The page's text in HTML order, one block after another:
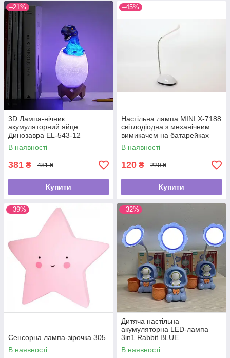
–21%
3D Лампа-нічник
акумуляторний яйце
Динозавра EL-543-12
В наявності
381 ₴ 481 ₴
Купити
–45%
Настільна лампа MINI X-7188
світлодіодна з механічним
вимикачем на батарейках
В наявності
120 ₴ 220 ₴
Купити
–39%
Сенсорна лампа-зірочка 305
В наявності
–32%
Дитяча настільна
акумуляторна LED-лампа
3in1 Rabbit BLUE
В наявності